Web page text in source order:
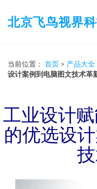
北京飞鸟视界
当前位置： 首页 > 产品大全
设计案例到电脑图文技术革
工业设计赋
的优选设